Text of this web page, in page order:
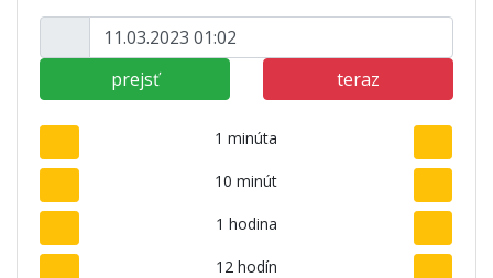
prejsť teraz
1 minúta
10 minút
1 hodina
12 hodín